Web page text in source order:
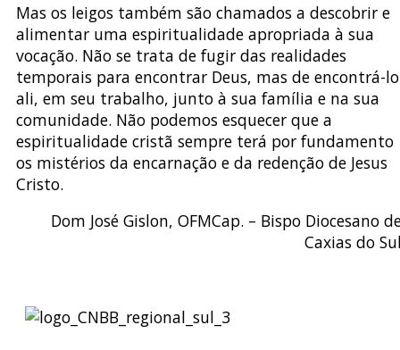
Mas os leigos também são chamados a descobrir e
alimentar uma espiritualidade apropriada à sua
vocação. Não se trata de fugir das realidades
temporais para encontrar Deus, mas de encontrá-lo
ali, em seu trabalho, junto à sua família e na sua
comunidade. Não podemos esquecer que a
espiritualidade cristã sempre terá por fundamento
os mistérios da encarnação e da redenção de Jesus
Cristo.
Dom José Gislon, OFMCap. – Bispo Diocesano
Caxias do